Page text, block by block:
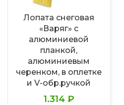
Лопата снеговая
«Варяг» с
алюминиевой
планкой,
алюминиевым
черенком, в оплетке
и V-обр.ручкой
1.314 ₽